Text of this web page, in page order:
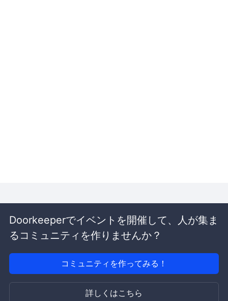
Doorkeeperでイベントを開催して、人が集ま
るコミュニティを作りませんか？
コミュニティを作ってみる！
詳しくはこちら